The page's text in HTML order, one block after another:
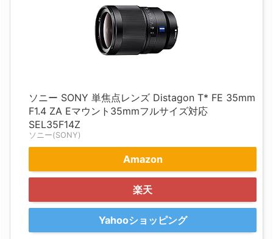
ソニー SONY 単焦点レンズ Distagon T* FE 35mm
F1.4 ZA Eマウント35mmフルサイズ対応
SEL35F14Z
ソニー(SONY)
Amazon
楽天
Yahooショッピング